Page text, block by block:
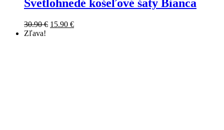
Svetlohnedé košeľové šaty Bianca
30.90€ 15.90 €
Zľava!